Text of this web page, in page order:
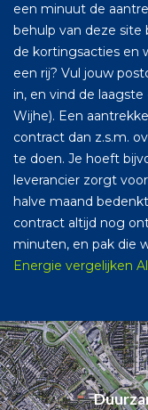
een minuut de
behulp van deze site
de kortingsacties en
een rij? Vul jouw
in, en vind de
Wijhe). Een
contract dan z.s.m.
te doen. Je hoeft
leverancier zorgt
halve maand
contract altijd nog
minuten, en pak die
Energie vergelijken